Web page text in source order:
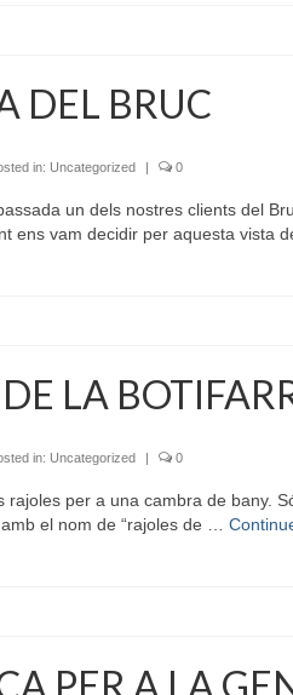
DEL BRUC
in: Uncategorized 0
un dels nostres clients del
ens vam decidir per aquesta vista
LA
in: Uncategorized 0
rajoles per a una cambra de bany.
el nom de “rajoles de …
PER A LA